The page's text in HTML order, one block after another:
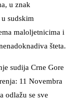
u znak
sudskim
maloljetnicima i
šteta.
sudija Crne Gore
11 Novembra
odlažu se sve